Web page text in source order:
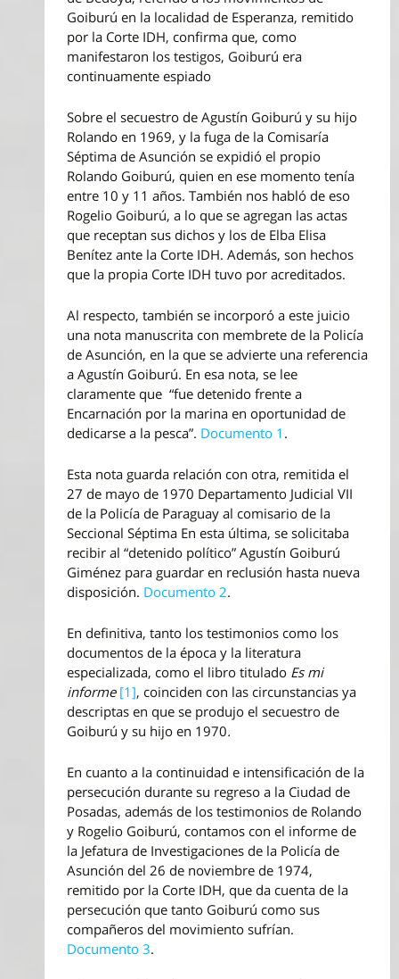
Goiburú en la localidad de Esperanza, remitido
por la Corte IDH, confirma que, como
manifestaron los testigos, Goiburú era
continuamente espiado
Sobre el secuestro de Agustín Goiburú y su hijo
Rolando en 1969, y la fuga de la Comisaría
Séptima de Asunción se expidió el propio
Rolando Goiburú, quien en ese momento tenía
entre 10 y 11 años. También nos habló de eso
Rogelio Goiburú, a lo que se agregan las actas
que receptan sus dichos y los de Elba Elisa
Benítez ante la Corte IDH. Además, son hechos
que la propia Corte IDH tuvo por acreditados.
Al respecto, también se incorporó a este juicio
una nota manuscrita con membrete de la Policía
de Asunción, en la que se advierte una referencia
a Agustín Goiburú. En esa nota, se lee
claramente que “fue detenido frente a
Encarnación por la marina en oportunidad de
dedicarse a la pesca”. Documento 1 .
Esta nota guarda relación con otra, remitida el
27 de mayo de 1970 Departamento Judicial VII
de la Policía de Paraguay al comisario de la
Seccional Séptima En esta última, se solicitaba
recibir al “detenido político” Agustín Goiburú
Giménez para guardar en reclusión hasta nueva
disposición. Documento 2.
En definitiva, tanto los testimonios como los
documentos de la época y la literatura
especializada, como el libro titulado Es mi
informe [1], coinciden con las circunstancias ya
descriptas en que se produjo el secuestro de
Goiburú y su hijo en 1970.
En cuanto a la continuidad e intensificación de la
persecución durante su regreso a la Ciudad de
Posadas, además de los testimonios de Rolando
y Rogelio Goiburú, contamos con el informe de
la Jefatura de Investigaciones de la Policía de
Asunción del 26 de noviembre de 1974,
remitido por la Corte IDH, que da cuenta de la
persecución que tanto Goiburú como sus
compañeros del movimiento sufrían.
Documento 3.